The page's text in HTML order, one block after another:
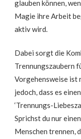
glauben können,
Magie ihre Arbeit
aktiv wird.
Dabei sorgt die
Trennungszaubern
Vorgehensweise ist
jedoch, dass es
‘Trennungs-
Sprichst du nur
Menschen trennen,